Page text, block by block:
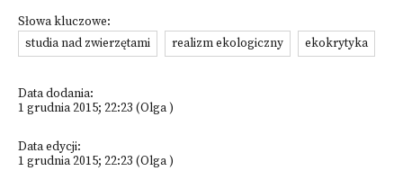
Słowa kluczowe:
studia nad zwierzętami
realizm ekologiczny ekokrytyka
Data dodania:
1 grudnia 2015; 22:23 (Olga )
Data edycji:
1 grudnia 2015; 22:23 (Olga )